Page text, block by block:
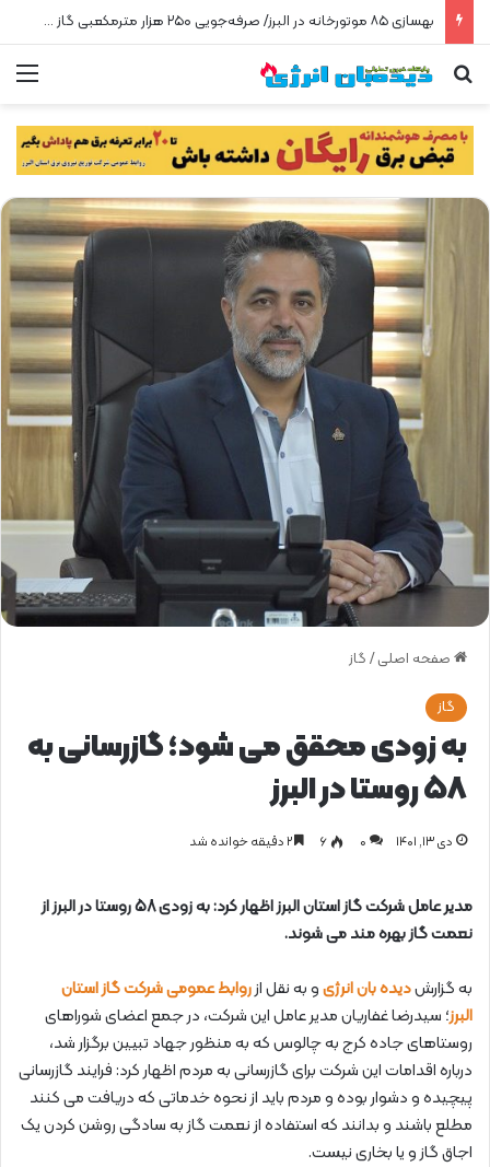
بهسازی ۸۵ موتورخانه در البرز/ صرفه‌جویی ۲۵۰ هزار مترمکعبی گاز در سه ماه
جستجو برای
صفحه اصلی / گاز
گاز
به زودی محقق می شود؛ گازرسانی به
58 روستا در البرز
دی ۱۳, ۱۴۰۱ 0 ۶
مدیر عامل شرکت گاز استان البرز اظهار کرد: به زودی 58 روستا در البرز از
نعمت گاز بهره مند می شوند.
به گزارشدیده بان انرژیو به نقل ازروابط عمومی شرکت گاز استان
البرز؛ سیدرضا غفاریان مدیر عامل این شرکت، در جمع اعضای شوراهای
روستاهای جاده کرج به چالوس که به منظور جهاد تبیین برگزار شد،
درباره اقدامات این شرکت برای گازرسانی به مردم اظهار کرد: فرایند گازرسانی
پیچیده و دشوار بوده و مردم باید از نحوه خدماتی که دریافت می کنند
مطلع باشند و بدانند که استفاده از نعمت گاز به سادگی روشن کردن یک
اجاق گاز و یا بخاری نیست.